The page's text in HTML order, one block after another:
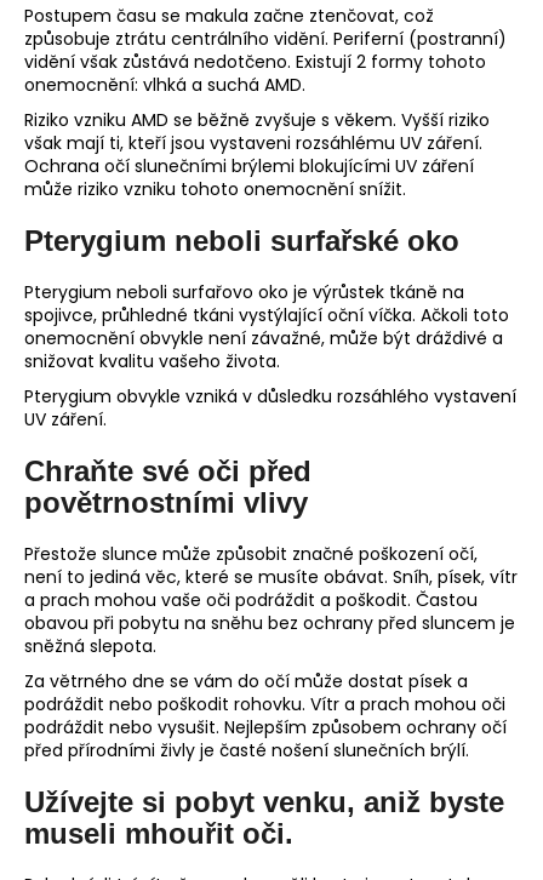
Postupem času se makula začne ztenčovat, což
způsobuje ztrátu centrálního vidění. Periferní (postranní)
vidění však zůstává nedotčeno. Existují 2 formy tohoto
onemocnění: vlhká a suchá AMD.
Riziko vzniku AMD se běžně zvyšuje s věkem. Vyšší riziko
však mají ti, kteří jsou vystaveni rozsáhlému UV záření.
Ochrana očí slunečními brýlemi blokujícími UV záření
může riziko vzniku tohoto onemocnění snížit.
Pterygium neboli surfařské oko
Pterygium neboli surfařovo oko je výrůstek tkáně na
spojivce, průhledné tkáni vystýlající oční víčka. Ačkoli toto
onemocnění obvykle není závažné, může být dráždivé a
snižovat kvalitu vašeho života.
Pterygium obvykle vzniká v důsledku rozsáhlého vystavení
UV záření.
Chraňte své oči před
povětrnostními vlivy
Přestože slunce může způsobit značné poškození očí,
není to jediná věc, které se musíte obávat. Sníh, písek, vítr
a prach mohou vaše oči podráždit a poškodit. Častou
obavou při pobytu na sněhu bez ochrany před sluncem je
sněžná slepota.
Za větrného dne se vám do očí může dostat písek a
podráždit nebo poškodit rohovku. Vítr a prach mohou oči
podráždit nebo vysušit. Nejlepším způsobem ochrany očí
před přírodními živly je časté nošení slunečních brýlí.
Užívejte si pobyt venku, aniž byste
museli mhouřit oči.